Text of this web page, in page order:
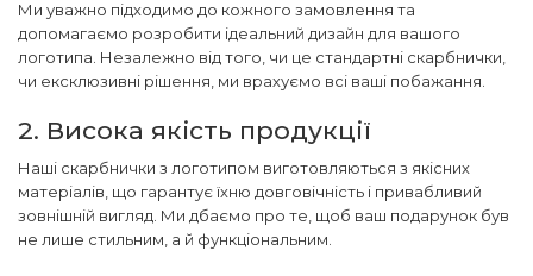
Ми уважно підходимо до кожного замовлення та
допомагаємо розробити ідеальний дизайн для вашого
логотипа. Незалежно від того, чи це стандартні скарбнички,
чи ексклюзивні рішення, ми врахуємо всі ваші побажання.
2. Висока якість продукції
Наші скарбнички з логотипом виготовляються з якісних
матеріалів, що гарантує їхню довговічність і привабливий
зовнішній вигляд. Ми дбаємо про те, щоб ваш подарунок був
не лише стильним, а й функціональним.